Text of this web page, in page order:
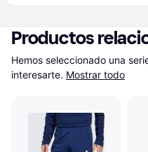
Productos
Hemos seleccionado una
interesarte. Mostrar todo